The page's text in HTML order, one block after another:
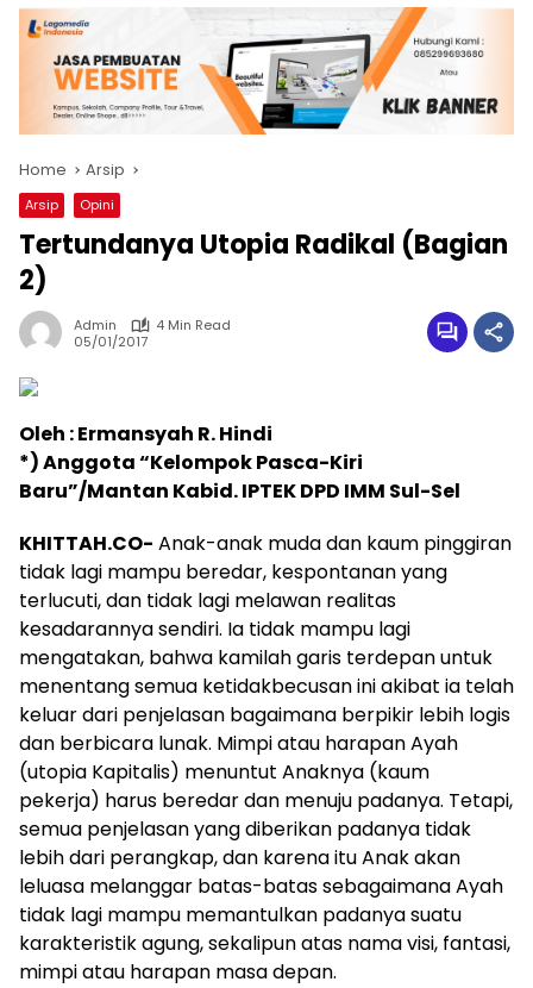
Home Arsip
Arsip Opini
Tertundanya Utopia Radikal (Bagian
2)
Admin
4 Min Read
05/01/2017
Oleh : Ermansyah R. Hindi
*) Anggota “Kelompok Pasca-Kiri
Baru”/Mantan Kabid. IPTEK DPD IMM Sul-Sel
KHITTAH.CO- Anak-anak muda dan kaum pinggiran
tidak lagi mampu beredar, kespontanan yang
terlucuti, dan tidak lagi melawan realitas
kesadarannya sendiri. Ia tidak mampu lagi
mengatakan, bahwa kamilah garis terdepan untuk
menentang semua ketidakbecusan ini akibat ia telah
keluar dari penjelasan bagaimana berpikir lebih logis
dan berbicara lunak. Mimpi atau harapan Ayah
(utopia Kapitalis) menuntut Anaknya (kaum
pekerja) harus beredar dan menuju padanya. Tetapi,
semua penjelasan yang diberikan padanya tidak
lebih dari perangkap, dan karena itu Anak akan
leluasa melanggar batas-batas sebagaimana Ayah
tidak lagi mampu memantulkan padanya suatu
karakteristik agung, sekalipun atas nama visi, fantasi,
mimpi atau harapan masa depan.